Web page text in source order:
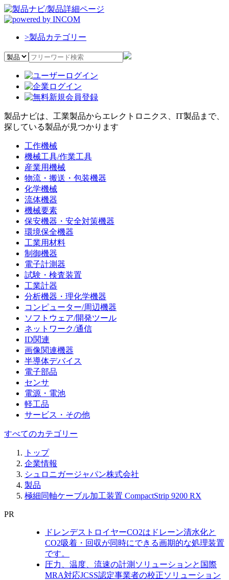
>製品カテゴリー
製品ナビは、工業製品からエレクトロニクス、IT製品まで、
探している製品が見つかります
工作機械
機械工具/作業工具
産業用機械
物流・搬送・包装機器
化学機械
流体機器
機械要素
保安機器・安全対策機器
環境保全機器
工業用材料
制御機器
電子計測器
試験・検査装置
工業計器
分析機器・理化学機器
コンピューター/周辺機器
ソフトウェア/開発ツール
ネットワーク/通信
ID関連
画像関連機器
半導体デバイス
電子部品
センサ
電源・電池
軽工品
サービス・その他
すべてのカテゴリー
トップ
企業情報
シュロニガージャパン株式会社
製品
極細同軸ケーブル加工装置 CompactStrip 9200 RX
PR
ドレンデストロイヤーCO2はドレーン清水化と
CO2吸着・回収が同時にできる画期的な処理装置
です。
圧力、温度、流速の計測ソリューションと国際
MRA対応JCSS認定事業者の校正ソリューション